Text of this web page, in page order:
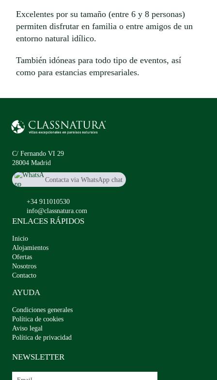
Excelentes por su tamaño (entre 6 y 8 personas)
permiten disfrutar en familia o entre amigos de un
entorno natural idílico.
También idóneas para todo tipo de eventos, así
como para estancias empresariales.
C/ Fernando VI 29
28004 Madrid
Contacta via WhatsApp chat
+34 911010530
info@classnatura.com
ENLACES RÁPIDOS
Inicio
Alojamientos
Ofertas
Nosotros
Contacto
AYUDA
Condiciones generales
Política de cookies
Aviso legal
Política de privacidad
NEWSLETTER